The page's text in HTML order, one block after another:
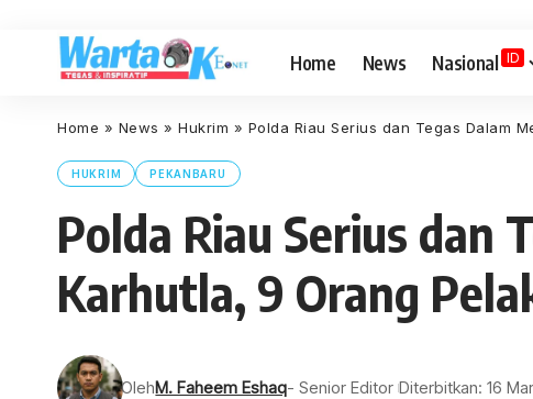
Home News Nasional ID
Home » News » Hukrim » Polda Riau Serius dan Tegas Dalam
HUKRIM PEKANBARU
Polda Riau Serius dan
Karhutla, 9 Orang
OlehM. Faheem Eshaq- Senior Editor Diterbitkan: 16